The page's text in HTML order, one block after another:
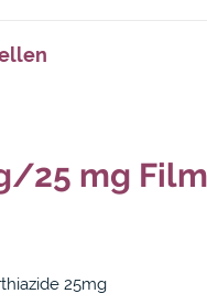
25 mg
25mg